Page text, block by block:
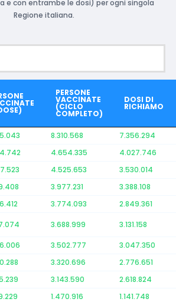
e con entrambe le dosi) per ogni singola
Regione italiana.
PERSONE
VACCINATE
(CICLO
COMPLETO)
DOSI DI
RICHIAMO
8.310.568
7.356.294
4.654.335
4.027.746
4.525.653
3.530.014
3.977.231
3.388.108
3.774.093
2.849.361
3.688.999 3.131.158
3.502.777
3.047.350
3.320.696
2.776.651
3.143.590
2.618.824
1.470.916
1.141.748